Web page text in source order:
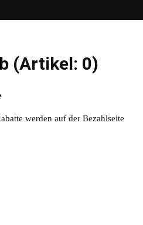
(Artikel: 0)
werden auf der Bezahlseite